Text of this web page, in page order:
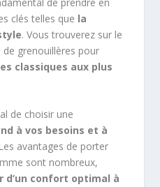
clés telles que la
. Vous trouverez sur le
grenouillères pour
classiques aux plus
de choisir une
à vos besoins et à
avantages de porter
sont nombreux,
d’un confort optimal à